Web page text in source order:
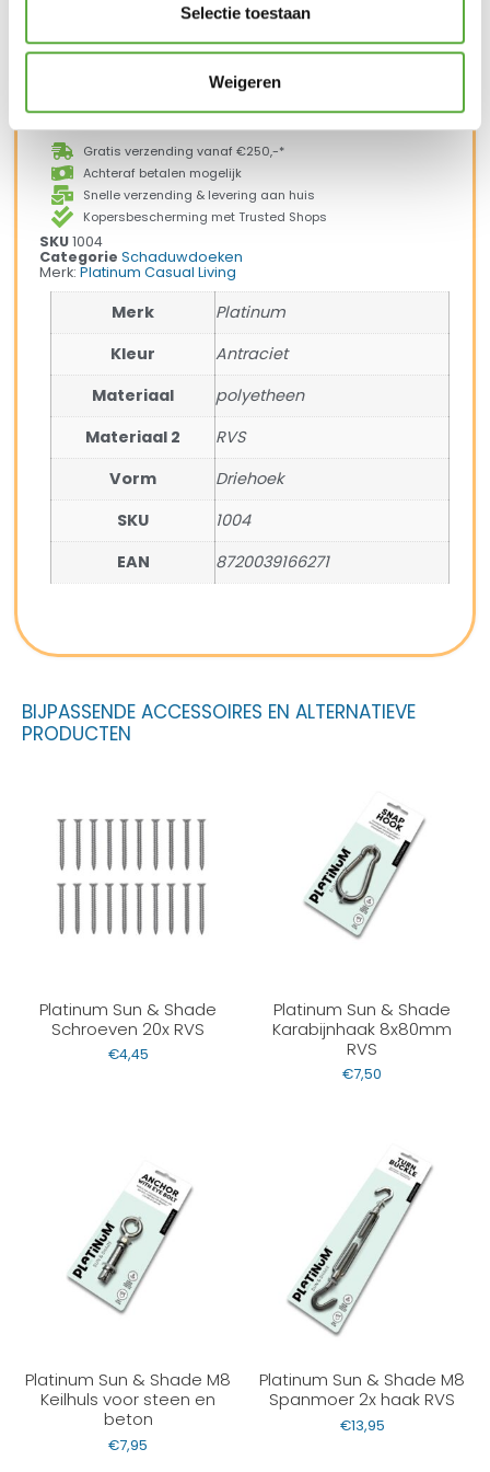
Selectie toestaan
Weigeren
Gratis verzending vanaf €250,-*
Achteraf betalen mogelijk
Snelle verzending & levering aan huis
Kopersbescherming met Trusted Shops
SKU1004
Categorie Schaduwdoeken
Merk:Platinum Casual Living
Merk
Platinum
Kleur
Antraciet
Materiaal
polyetheen
Materiaal 2
RVS
Vorm
Driehoek
SKU
1004
EAN
8720039166271
BIJPASSENDE ACCESSOIRES EN ALTERNATIEVE
PRODUCTEN
Platinum Sun & Shade
Schroeven 20x RVS
€4,45
Platinum Sun & Shade
Karabijnhaak 8x80mm
RVS
€7,50
Platinum Sun & Shade M8
Keilhuls voor steen en
beton
€7,95
Platinum Sun & Shade M8
Spanmoer 2x haak RVS
€13,95